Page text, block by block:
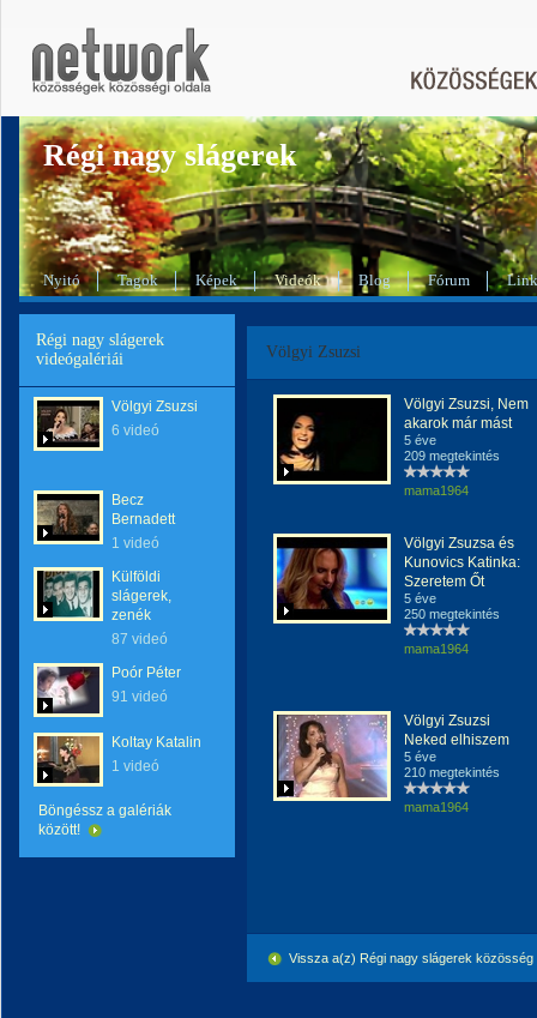
Régi nagy slágerek
Nyitó Tagok Képek Videók Blog Fórum
Régi nagy slágerek
videógalériái
Völgyi Zsuzsi
6 videó
Becz
Bernadett
1 videó
Külföldi
slágerek,
zenék
87 videó
Poór Péter
91 videó
Koltay Katalin
1 videó
Böngéssz a galériák
között!
Völgyi Zsuzsi
Völgyi Zsuzsi, Nem
akarok már mást
5 éve
209 megtekintés
mama1964
Völgyi Zsuzsa és
Kunovics Katinka:
Szeretem Őt
5 éve
250 megtekintés
mama1964
Völgyi Zsuzsi
Neked elhiszem
5 éve
210 megtekintés
mama1964
Vissza a(z) Régi nagy slágerek